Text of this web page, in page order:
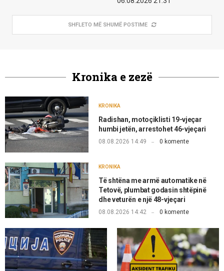
SHFLETO MË SHUMË POSTIME
Kronika e zezë
KRONIKA
Radishan, motoçiklisti 19-vjeçar
humbi jetën, arrestohet 46-vjeçari
08.08.2026 14:49 0 komente
KRONIKA
Të shtëna me armë automatike në
Tetovë, plumbat godasin shtëpinë
dhe veturën e një 48-vjeçari
08.08.2026 14:42 0 komente